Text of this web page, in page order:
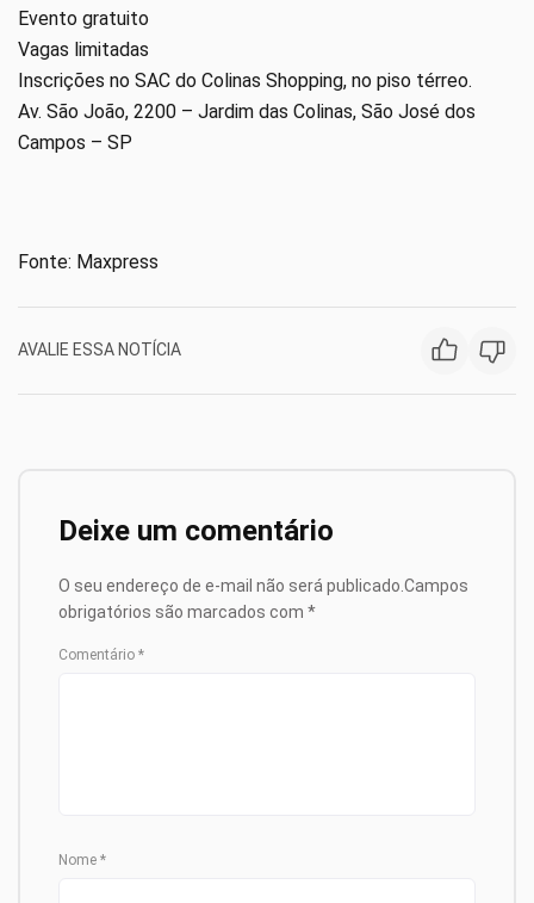
Evento gratuito
Vagas limitadas
Inscrições no SAC do Colinas Shopping, no piso térreo.
Av. São João, 2200 – Jardim das Colinas, São José dos
Campos – SP
Fonte: Maxpress
AVALIE ESSA NOTÍCIA
Deixe um comentário
O seu endereço de e-mail não será publicado. Campos
obrigatórios são marcados com *
Comentário *
Nome *